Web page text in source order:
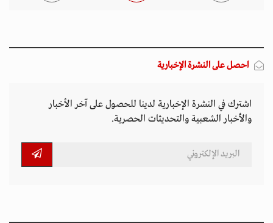
احصل على النشرة الإخبارية
اشترك في النشرة الإخبارية لدينا للحصول على آخر الأخبار
والأخبار الشعبية والتحديثات الحصرية.